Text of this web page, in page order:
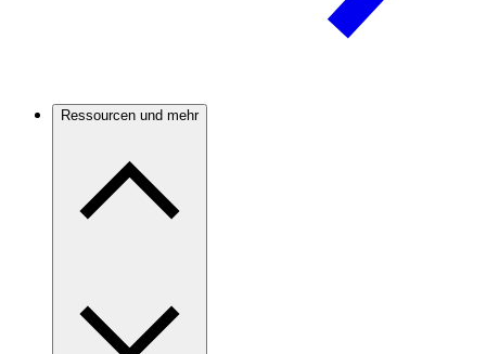
Ressourcen und mehr